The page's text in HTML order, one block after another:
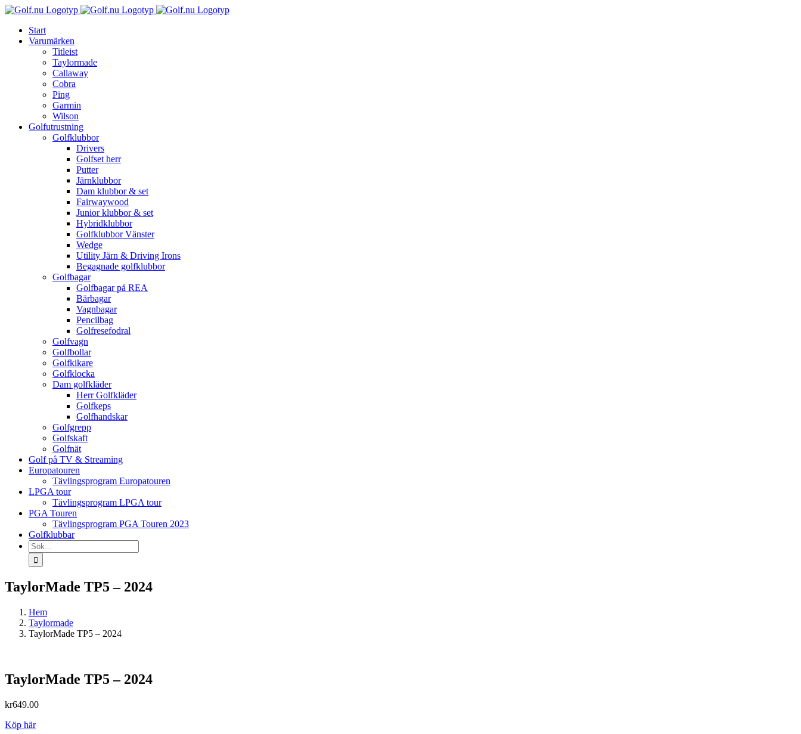
Fortsätt
innehållet
Start
Varumärken
Titleist
Taylormade
Callaway
Cobra
Ping
Garmin
Wilson
Golfutrustning
Golfklubbor
Drivers
Golfset herr
Putter
Järnklubbor
Dam klubbor & set
Fairwaywood
Junior klubbor & set
Hybridklubbor
Golfklubbor Vänster
Wedge
Utility Järn & Driving Irons
Begagnade golfklubbor
Golfbagar
Golfbagar på REA
Bärbagar
Vagnbagar
Pencilbag
Golfresefodral
Golfvagn
Golfbollar
Golfkikare
Golfklocka
Dam golfkläder
Herr Golfkläder
Golfkeps
Golfhandskar
Golfgrepp
Golfskaft
Golfnät
Golf på TV & Streaming
Europatouren
Tävlingsprogram Europatouren
LPGA tour
Tävlingsprogram LPGA tour
PGA Touren
Tävlingsprogram PGA Touren 2023
Golfklubbar
Sök
efter:
TaylorMade TP5 – 2024
Hem
Taylormade
TaylorMade TP5 – 2024
TaylorMade TP5 – 2024
kr649.00
Köp här